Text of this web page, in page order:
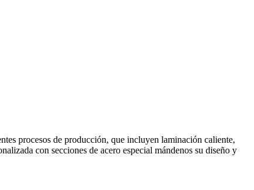
procesos de producción, que incluyen laminación caliente,
con secciones de acero especial mándenos su diseño y